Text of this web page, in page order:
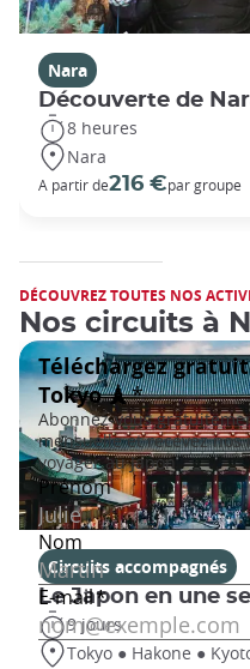
Nara
Découverte de
8 heures
Nara
A partir de216 €par groupe
DÉCOUVREZ TOUTES NOS
Nos circuits à
Circuits accompagnés
Le Japon en une
9 jours
Tokyo ● Hakone ●